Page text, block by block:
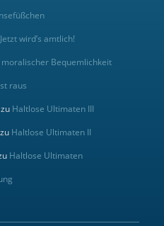
wird’s amtlich!
Bequemlichkeit
raus
zu Haltlose Ultimaten III
zu Haltlose Ultimaten II
Haltlose Ultimaten